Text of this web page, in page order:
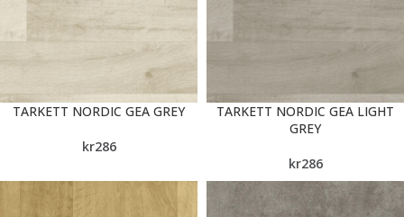
TARKETT NORDIC GEA GREY
kr286
TARKETT NORDIC GEA LIGHT
GREY
kr286